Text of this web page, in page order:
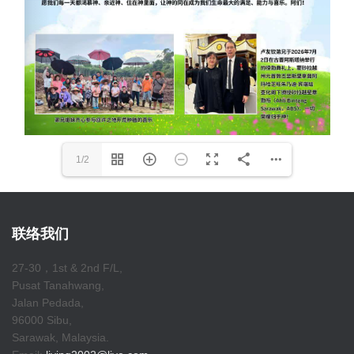
1/2
联络我们
27-30，1st & 2nd F/L,
Pusat Tanahwang,
Jalan Pedada,
96000 Sibu,
Sarawak, Malaysia.